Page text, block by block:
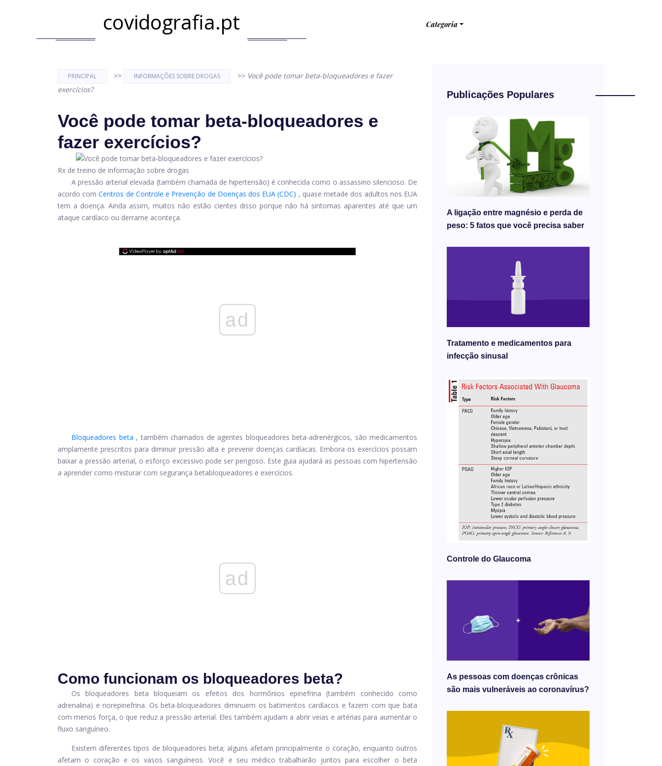
covidografia.pt Categoria
PRINCIPAL >> INFORMAÇÕES SOBRE DROGAS >> Você pode tomar beta-bloqueadores e fazer
exercícios?
Você pode tomar beta-bloqueadores e
fazer exercícios?
Rx de treino de informação sobre drogas
A pressão arterial elevada (também chamada de hipertensão) é conhecida como o assassino silencioso. De
acordo com Centros de Controle e Prevenção de Doenças dos EUA (CDC) , quase metade dos adultos nos EUA
tem a doença. Ainda assim, muitos não estão cientes disso porque não há sintomas aparentes até que um
ataque cardíaco ou derrame aconteça.
ad
Bloqueadores beta , também chamados de agentes bloqueadores beta-adrenérgicos, são medicamentos
amplamente prescritos para diminuir pressão alta e prevenir doenças cardíacas. Embora os exercícios possam
baixar a pressão arterial, o esforço excessivo pode ser perigoso. Este guia ajudará as pessoas com hipertensão
a aprender como misturar com segurança betabloqueadores e exercícios.
ad
Como funcionam os bloqueadores beta?
Os bloqueadores beta bloqueiam os efeitos dos hormônios epinefrina (também conhecido como
adrenalina) e norepinefrina. Os beta-bloqueadores diminuem os batimentos cardíacos e fazem com que bata
com menos força, o que reduz a pressão arterial. Eles também ajudam a abrir veias e artérias para aumentar o
fluxo sanguíneo.
Existem diferentes tipos de bloqueadores beta; alguns afetam principalmente o coração, enquanto outros
afetam o coração e os vasos sanguíneos. Você e seu médico trabalharão juntos para escolher o beta
Publicações Populares
A ligação entre magnésio e perda de
peso: 5 fatos que você precisa saber
Tratamento e medicamentos para
infecção sinusal
Controle do Glaucoma
As pessoas com doenças crônicas
são mais vulneráveis ​​ao coronavírus?